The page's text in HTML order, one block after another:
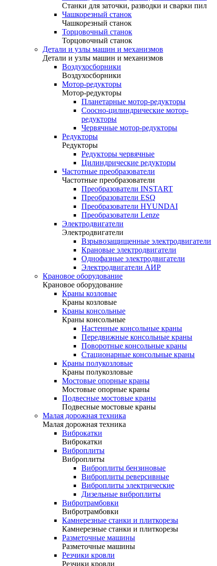
Станки для заточки, разводки и сварки пил
Чашкорезный станок
Чашкорезный станок
Торцовочный станок
Торцовочный станок
Детали и узлы машин и механизмов
Детали и узлы машин и механизмов
Воздухосборники
Воздухосборники
Мотор-редукторы
Мотор-редукторы
Планетарные мотор-редукторы
Соосно-цилиндрические мотор-
редукторы
Червячные мотор-редукторы
Редукторы
Редукторы
Редукторы червячные
Цилиндрические редукторы
Частотные преобразователи
Частотные преобразователи
Преобразователи INSTART
Преобразователи ESQ
Преобразователи HYUNDAI
Преобразователи Lenze
Электродвигатели
Электродвигатели
Взрывозащищенные электродвигатели
Крановые электродвигатели
Однофазные электродвигатели
Электродвигатели АИР
Крановое оборудование
Крановое оборудование
Краны козловые
Краны козловые
Краны консольные
Краны консольные
Настенные консольные краны
Передвижные консольные краны
Поворотные консольные краны
Стационарные консольные краны
Краны полукозловые
Краны полукозловые
Мостовые опорные краны
Мостовые опорные краны
Подвесные мостовые краны
Подвесные мостовые краны
Малая дорожная техника
Малая дорожная техника
Виброкатки
Виброкатки
Виброплиты
Виброплиты
Виброплиты бензиновые
Виброплиты реверсивные
Виброплиты электрические
Дизельные виброплиты
Вибротрамбовки
Вибротрамбовки
Камнерезные станки и плиткорезы
Камнерезные станки и плиткорезы
Разметочные машины
Разметочные машины
Резчики кровли
Резчики кровли